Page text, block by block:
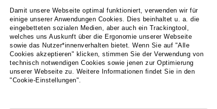
Zurück|Übersicht
Damit unsere Webseite optimal funktioniert, verwenden wir für
einige unserer Anwendungen Cookies. Dies beinhaltet u. a. die
eingebetteten sozialen Medien, aber auch ein Trackingtool,
welches uns Auskunft über die Ergonomie unserer Webseite
sowie das Nutzer*innenverhalten bietet. Wenn Sie auf "Alle
Cookies akzeptieren" klicken, stimmen Sie der Verwendung von
technisch notwendigen Cookies sowie jenen zur Optimierung
unserer Webseite zu. Weitere Informationen findet Sie in den
"Cookie-Einstellungen".